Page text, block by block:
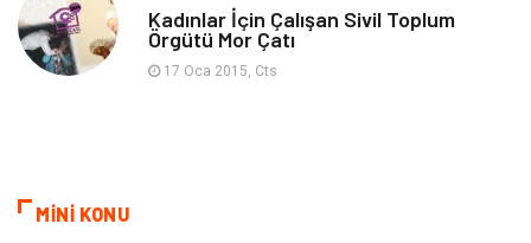
Bebek Giyim Nakliyat
Ambalaj
Kadınlar İçin Çalışan Sivil Toplum
Örgütü Mor Çatı
17 Oca 2015, Cts
MİNİ KONU